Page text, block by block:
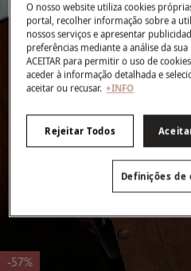
-57%
O nosso website utiliza cookies
portal, recolher informação sobre a
nossos serviços e apresentar
preferências mediante a análise da
ACEITAR para permitir o uso de
aceder à informação detalhada e
aceitar ou recusar. +INFO
Rejeitar Todos
Definições de